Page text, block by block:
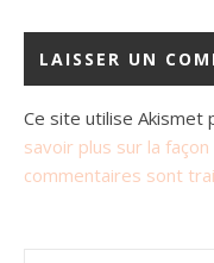
Ce site utilise Akismet
savoir plus sur la
commentaires sont